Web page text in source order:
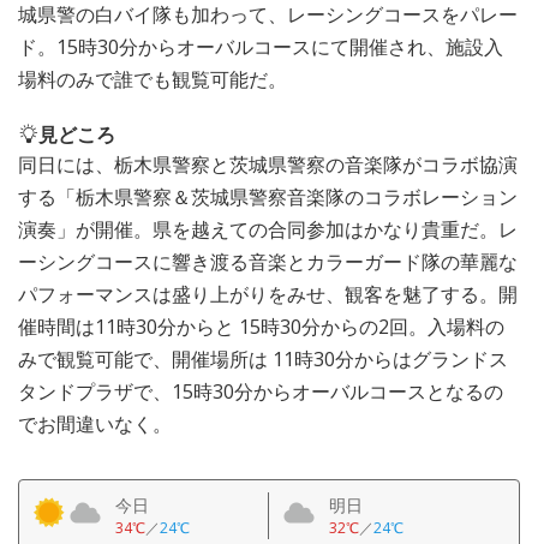
城県警の白バイ隊も加わって、レーシングコースをパレー
ド。15時30分からオーバルコースにて開催され、施設入
場料のみで誰でも観覧可能だ。
見どころ
同日には、栃木県警察と茨城県警察の音楽隊がコラボ協演
する「栃木県警察＆茨城県警察音楽隊のコラボレーション
演奏」が開催。県を越えての合同参加はかなり貴重だ。レ
ーシングコースに響き渡る音楽とカラーガード隊の華麗な
パフォーマンスは盛り上がりをみせ、観客を魅了する。開
催時間は11時30分からと 15時30分からの2回。入場料の
みで観覧可能で、開催場所は 11時30分からはグランドス
タンドプラザで、15時30分からオーバルコースとなるの
でお間違いなく。
今日
34℃／24℃
明日
32℃／24℃